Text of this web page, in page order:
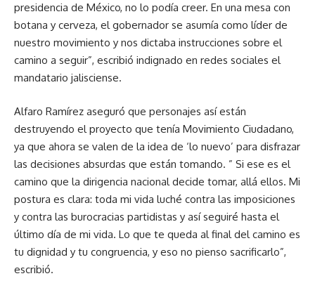
presidencia de México, no lo podía creer. En una mesa con
botana y cerveza, el gobernador se asumía como líder de
nuestro movimiento y nos dictaba instrucciones sobre el
camino a seguir”, escribió indignado en redes sociales el
mandatario jalisciense.
Alfaro Ramírez aseguró que personajes así están
destruyendo el proyecto que tenía Movimiento Ciudadano,
ya que ahora se valen de la idea de ‘lo nuevo’ para disfrazar
las decisiones absurdas que están tomando. ” Si ese es el
camino que la dirigencia nacional decide tomar, allá ellos. Mi
postura es clara: toda mi vida luché contra las imposiciones
y contra las burocracias partidistas y así seguiré hasta el
último día de mi vida. Lo que te queda al final del camino es
tu dignidad y tu congruencia, y eso no pienso sacrificarlo”,
escribió.